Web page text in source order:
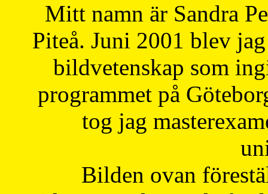
Mitt namn är Sandra
Piteå. Juni 2001 blev
bildvetenskap som
programmet på
tog jag
Bilden ovan